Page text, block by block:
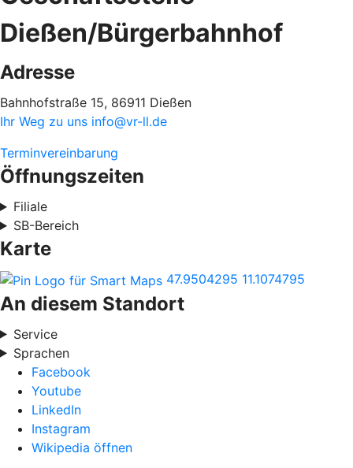
Dießen/Bürgerbahnhof
Adresse
Bahnhofstraße 15, 86911 Dießen
Ihr Weg zu uns info@vr-ll.de
Terminvereinbarung
Öffnungszeiten
Filiale
SB-Bereich
Karte
47.9504295 11.1074795
An diesem Standort
Service
Sprachen
Facebook
Youtube
LinkedIn
Instagram
Wikipedia öffnen